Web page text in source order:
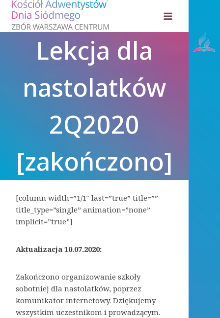
Przejdź
treści
Lekcja dla
nastolatków
2Q2020
[zakończono]
[column width=”1/1″ last=”true” title=””
title_type=”single” animation=”none”
implicit=”true”]
Aktualizacja 10.07.2020:
Zakończono organizowanie szkoły
sobotniej dla nastolatków, poprzez
komunikator internetowy. Dziękujemy
wszystkim uczestnikom i prowadzącym.